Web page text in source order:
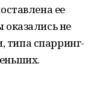
ее
не
спарринг-